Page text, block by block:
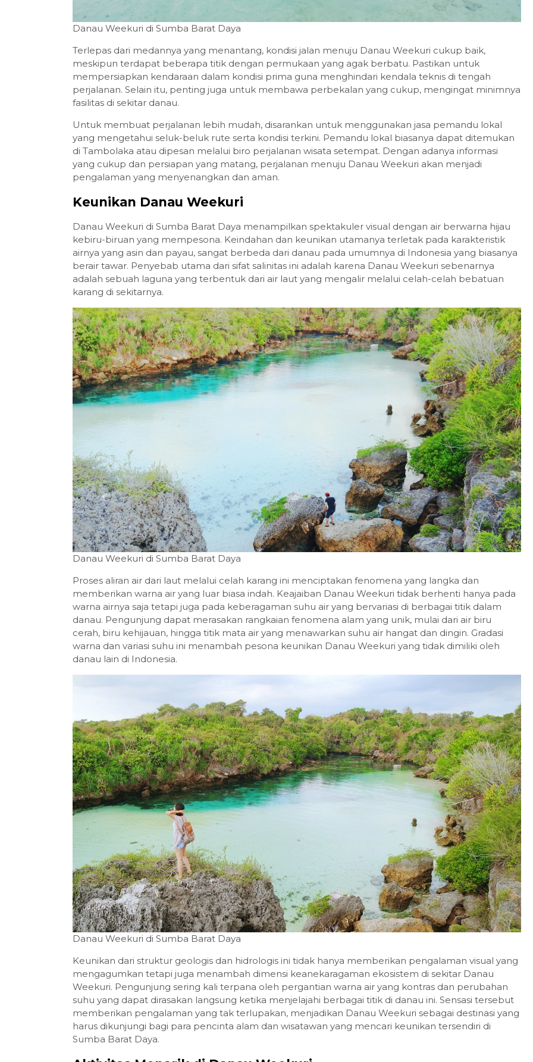
Danau Weekuri di Sumba Barat Daya
Terlepas dari medannya yang menantang, kondisi jalan menuju Danau Weekuri cukup baik,
meskipun terdapat beberapa titik dengan permukaan yang agak berbatu. Pastikan untuk
mempersiapkan kendaraan dalam kondisi prima guna menghindari kendala teknis di tengah
perjalanan. Selain itu, penting juga untuk membawa perbekalan yang cukup, mengingat minimnya
fasilitas di sekitar danau.
Untuk membuat perjalanan lebih mudah, disarankan untuk menggunakan jasa pemandu lokal
yang mengetahui seluk-beluk rute serta kondisi terkini. Pemandu lokal biasanya dapat ditemukan
di Tambolaka atau dipesan melalui biro perjalanan wisata setempat. Dengan adanya informasi
yang cukup dan persiapan yang matang, perjalanan menuju Danau Weekuri akan menjadi
pengalaman yang menyenangkan dan aman.
Keunikan Danau Weekuri
Danau Weekuri di Sumba Barat Daya menampilkan spektakuler visual dengan air berwarna hijau
kebiru-biruan yang mempesona. Keindahan dan keunikan utamanya terletak pada karakteristik
airnya yang asin dan payau, sangat berbeda dari danau pada umumnya di Indonesia yang biasanya
berair tawar. Penyebab utama dari sifat salinitas ini adalah karena Danau Weekuri sebenarnya
adalah sebuah laguna yang terbentuk dari air laut yang mengalir melalui celah-celah bebatuan
karang di sekitarnya.
Danau Weekuri di Sumba Barat Daya
Proses aliran air dari laut melalui celah karang ini menciptakan fenomena yang langka dan
memberikan warna air yang luar biasa indah. Keajaiban Danau Weekuri tidak berhenti hanya pada
warna airnya saja tetapi juga pada keberagaman suhu air yang bervariasi di berbagai titik dalam
danau. Pengunjung dapat merasakan rangkaian fenomena alam yang unik, mulai dari air biru
cerah, biru kehijauan, hingga titik mata air yang menawarkan suhu air hangat dan dingin. Gradasi
warna dan variasi suhu ini menambah pesona keunikan Danau Weekuri yang tidak dimiliki oleh
danau lain di Indonesia.
Danau Weekuri di Sumba Barat Daya
Keunikan dari struktur geologis dan hidrologis ini tidak hanya memberikan pengalaman visual yang
mengagumkan tetapi juga menambah dimensi keanekaragaman ekosistem di sekitar Danau
Weekuri. Pengunjung sering kali terpana oleh pergantian warna air yang kontras dan perubahan
suhu yang dapat dirasakan langsung ketika menjelajahi berbagai titik di danau ini. Sensasi tersebut
memberikan pengalaman yang tak terlupakan, menjadikan Danau Weekuri sebagai destinasi yang
harus dikunjungi bagi para pencinta alam dan wisatawan yang mencari keunikan tersendiri di
Sumba Barat Daya.